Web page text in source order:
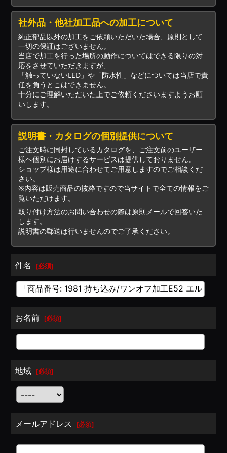
社外品・他社加工品への加工について
純正部品以外の加工をご依頼いただいた場合、原則として
一切の保証はございません。
当店で加工を行った場所の動作についてはできる限りの対
応をさせていただきますが、
「触っていないLED」や「防水性」などについては当店で責
任を負うとこはできません。
十分にご理解いただいた上でご依頼くださいますようお願
いします。
説明書・カタログの個別提供について
ご注文時に同封しているカタログを、ご注文前のユーザー
様へ個別にお届けするサービスは提供しておりません。
ショップ様は用途に合わせてご用意しますのでご相談くだ
さい。
※内容は販売商品の抜粋ですので当サイトで全ての情報をご
覧いただけます。
取り付け方法のお問い合わせの際は原則メールで回答いた
します。
説明書の郵送は行いませんのでご了承ください。
件名 [必須]
お名前 [必須]
地域 [必須]
メールアドレス [必須]